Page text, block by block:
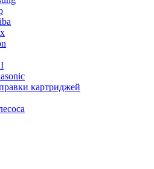
картриджей